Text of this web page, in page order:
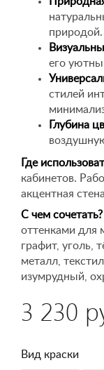
природой.
его
стилей
Глубина
Где
кабинетов.
акцентная
С чем сочетать?
оттенками для
графит, уголь,
металл,
изумрудный,
3 230
Вид краски